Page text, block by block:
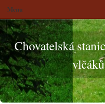
Chovatelská
Menu